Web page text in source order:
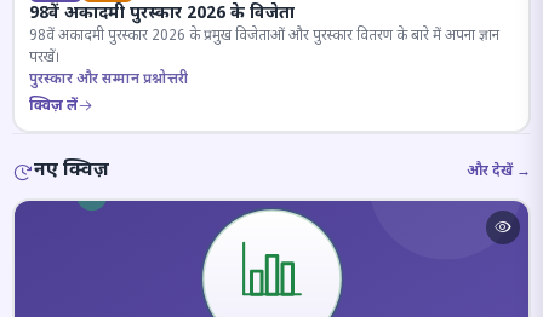
98वें अकादमी पुरस्कार 2026 के विजेता
98वें अकादमी पुरस्कार 2026 के प्रमुख विजेताओं और पुरस्कार वितरण के बारे में अपना ज्ञान
परखें।
पुरस्कार और सम्मान प्रश्नोत्तरी
क्विज़ लें
नए क्विज़ और देखें →